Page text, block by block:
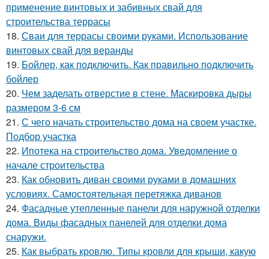
применение винтовых и забивных свай для
строительства террасы
18. Сваи для террасы своими руками. Использование
винтовых свай для веранды
19. Бойлер, как подключить. Как правильно подключить
бойлер
20. Чем заделать отверстие в стене. Маскировка дыры
размером 3-6 см
21. С чего начать строительство дома на своем участке.
Подбор участка
22. Ипотека на строительство дома. Уведомление о
начале строительства
23. Как обновить диван своими руками в домашних
условиях. Самостоятельная перетяжка диванов
24. Фасадные утепленные панели для наружной отделки
дома. Виды фасадных панелей для отделки дома
снаружи.
25. Как выбрать кровлю. Типы кровли для крыши, какую